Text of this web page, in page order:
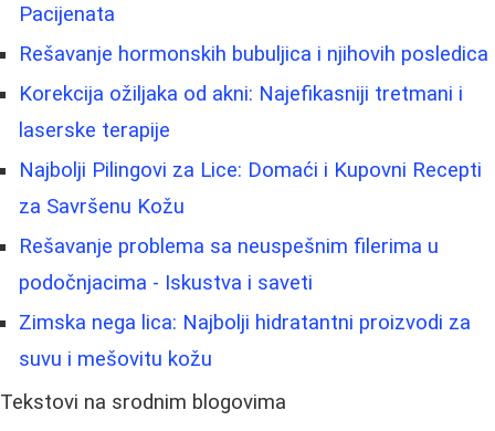
Pacijenata
Rešavanje hormonskih bubuljica i njihovih posledica
Korekcija ožiljaka od akni: Najefikasniji tretmani i
laserske terapije
Najbolji Pilingovi za Lice: Domaći i Kupovni Recepti
za Savršenu Kožu
Rešavanje problema sa neuspešnim filerima u
podočnjacima - Iskustva i saveti
Zimska nega lica: Najbolji hidratantni proizvodi za
suvu i mešovitu kožu
Tekstovi na srodnim blogovima